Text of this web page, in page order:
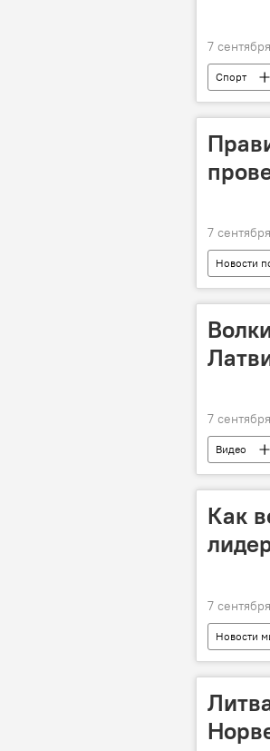
7
Спорт
7
Новости
Аугуст
7
Видео
Сборная
Как
7
Новости